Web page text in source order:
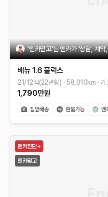
'엔카믿고'는 엔카가 '상담, 계약
베뉴 1.6 플럭스
21/12식(22년형) 58,010km 가
1,790만원